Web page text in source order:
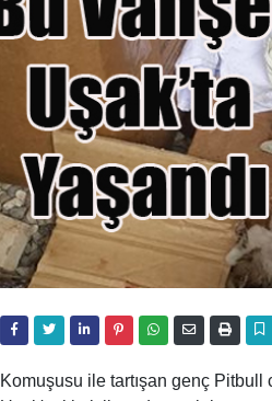
Komuşusu ile tartışan genç